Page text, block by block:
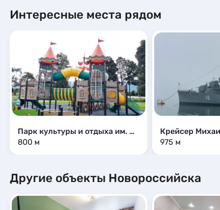
Интересные места рядом
Парк культуры и отдыха им. Ленина
800 м
Крейсер
975 м
Другие объекты Новороссийска